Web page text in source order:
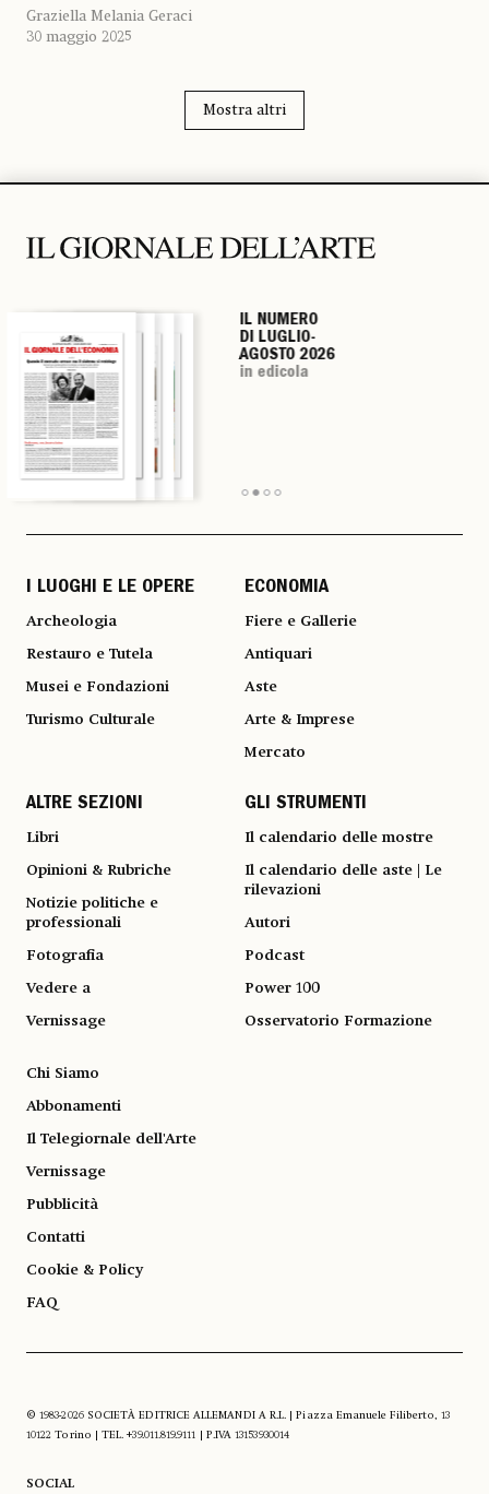
Graziella Melania Geraci
30 maggio 2025
Mostra altri
IL NUMERO
DI LUGLIO-
AGOSTO 2026
in edicola
IL NUMERO
DI LUGLIO-
AGOSTO 2026
in edicola
IL NUMERO
DI LUGLIO-
AGOSTO 2026
in edicola
IL NUMERO
DI LUGLIO-
AGOSTO 2026
in edicola
I LUOGHI E LE OPERE
Archeologia
Restauro e Tutela
Musei e Fondazioni
Turismo Culturale
ECONOMIA
Fiere e Gallerie
Antiquari
Aste
Arte & Imprese
Mercato
ALTRE SEZIONI
Libri
Opinioni & Rubriche
Notizie politiche e
professionali
Fotografia
Vedere a
Vernissage
GLI STRUMENTI
Il calendario delle mostre
Il calendario delle aste | Le
rilevazioni
Autori
Podcast
Power 100
Osservatorio Formazione
Chi Siamo
Abbonamenti
Il Telegiornale dell'Arte
Vernissage
Pubblicità
Contatti
Cookie & Policy
FAQ
© 1983-2026 SOCIETÀ EDITRICE ALLEMANDI A R.L. | Piazza Emanuele Filiberto, 13
10122 Torino | TEL. +39.011.819.9111 | P.IVA 13153930014
SOCIAL